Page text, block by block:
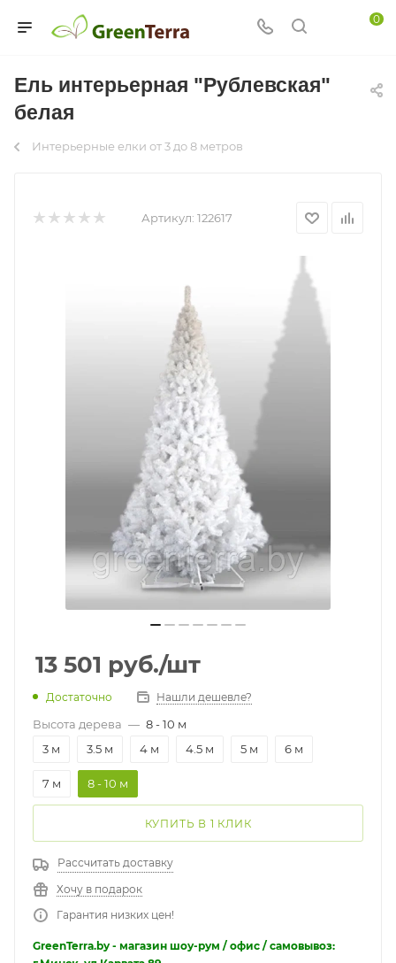
0
Ель интерьерная "Рублевская"
белая
Интерьерные елки от 3 до 8 метров
Артикул: 122617
13 501 руб./шт
Достаточно Нашли дешевле?
Высота дерева — 8 - 10 м
3 м
3.5 м 4 м 4.5 м 5 м 6 м
7 м 8 - 10 м
КУПИТЬ В 1 КЛИК
Рассчитать доставку
Хочу в подарок
Гарантия низких цен!
GreenTerra.by - магазин шоу-рум / офис / самовывоз: